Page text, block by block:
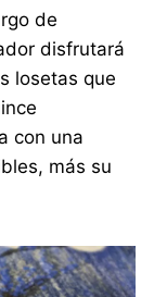
de
disfrutará
losetas que
con una
más su